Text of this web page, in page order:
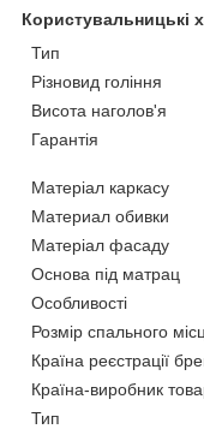
Користувальницькі
Тип
Різновид гоління
Висота наголов'я
Гарантія
Матеріал каркасу
Материал обивки
Матеріал фасаду
Основа під матрац
Особливості
Розмір спального
Країна реєстрації
Країна-виробник
Тип